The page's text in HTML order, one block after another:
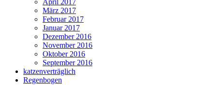
März 2017
Februar 2017
Januar 2017
Dezember 2016
November 2016
Oktober 2016
September 2016
katzenverträglich
Regenbogen